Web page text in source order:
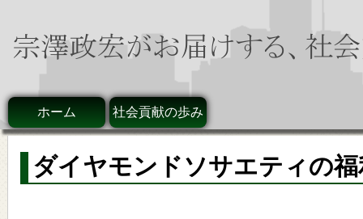
ホーム 社会貢献の歩み
ダイヤモンドソサエティの